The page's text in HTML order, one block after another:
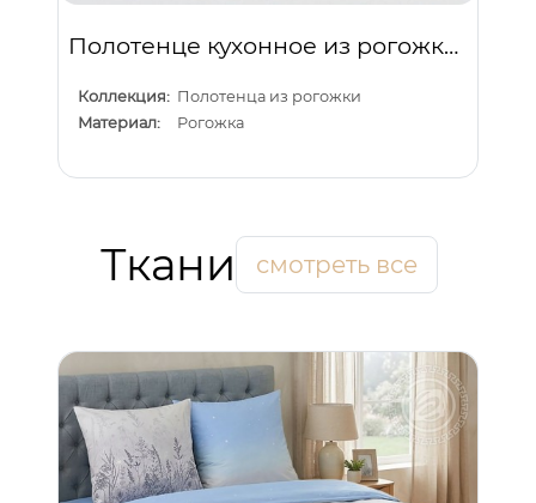
Полотенце кухонное из рогожки "Музыка зимы скатерть"
Коллекция: Полотенца из рогожки
Материал:
Рогожка
Ткани смотреть все